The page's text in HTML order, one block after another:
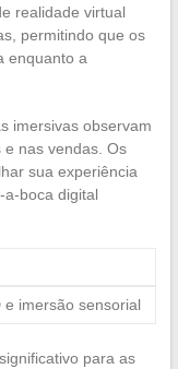
realidade virtual
permitindo que os
enquanto a
imersivas observam
nas vendas. Os
sua experiência
a-boca digital
e imersão sensorial
para as